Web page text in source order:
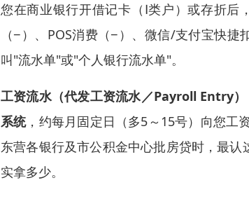
您在商业银行开借记卡（Ⅰ类户）或存折
（−）、POS消费（−）、微信/支付宝快
叫"流水单"或"个人银行流水单"。
工资流水（代发工资流水／Payroll Entry）
系统，约每月固定日（多5～15号）向您工
东营各银行及市公积金中心批房贷时，最
实拿多少。